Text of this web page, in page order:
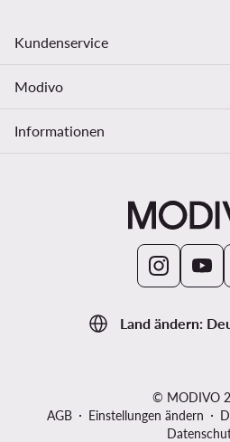
Land ändern:
Kundenservice
Modivo
Informationen
© MODIVO
AGB
Einstellungen ändern